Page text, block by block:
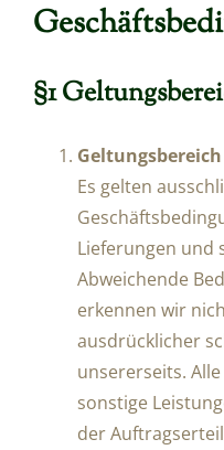
§1
Geltungsbereich
Es gelten
Lieferungen und
Abweichende
erkennen wir
ausdrücklicher
unsererseits.
sonstige
der